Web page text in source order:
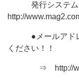
発行システム：
http://
●メールアドレ
ください！！
⇒ http://